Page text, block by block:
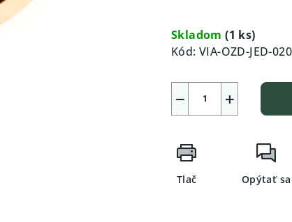
cena:
Skladom(1 ks)
Kód: VIA-OZD-JED-020
+
−
Tlač Opýtať sa